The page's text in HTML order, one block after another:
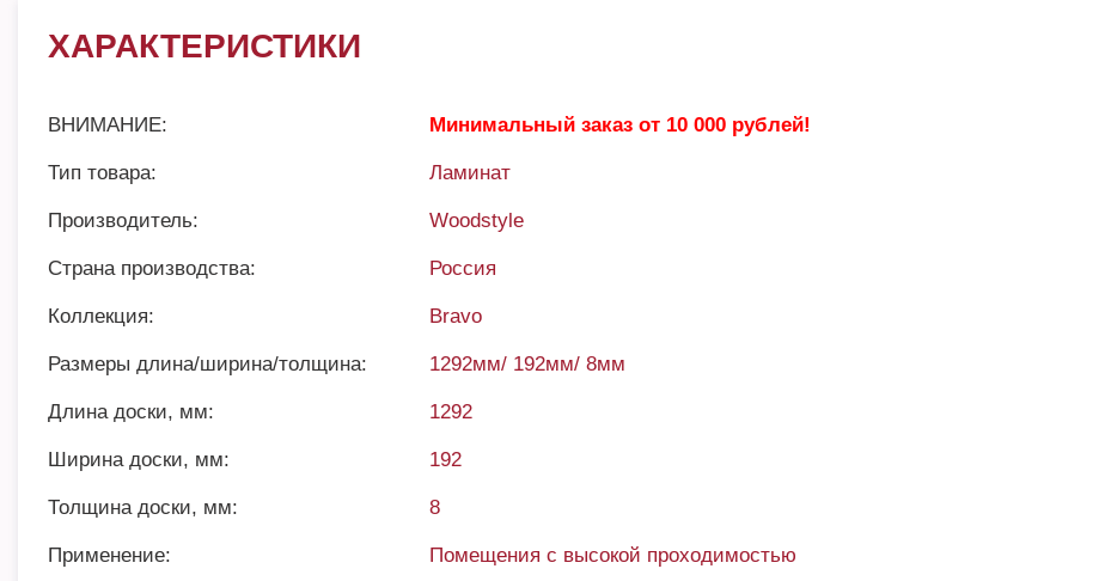
ХАРАКТЕРИСТИКИ
ВНИМАНИЕ: Минимальный заказ от 10 000 рублей!
Тип товара: Ламинат
Производитель: Woodstyle
Страна производства: Россия
Коллекция: Bravo
Размеры длина/ширина/толщина: 1292мм/ 192мм/ 8мм
Длина доски, мм: 1292
Ширина доски, мм: 192
Толщина доски, мм: 8
Применение: Помещения с высокой проходимостью